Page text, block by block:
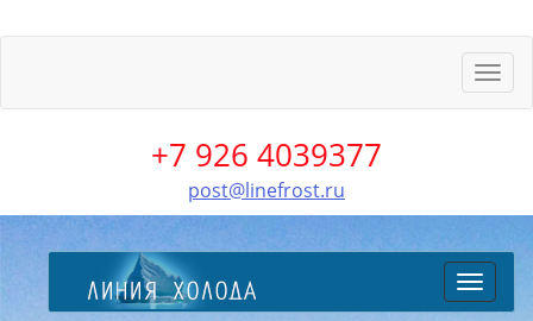
меню
+7 926 4039377
post@linefrost.ru
меню